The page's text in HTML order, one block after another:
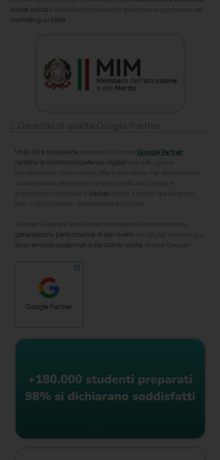
online solida e acquisire competenze specifiche e aggiornate nel
marketing su Meta
Garanzia di qualità Google Partner
UniD Srl è un’azienda riconosciuta come Google Partner
certifica le nostre competenze digitali che tutti i giorni
condividiamo con le nostre offerte formative. Per verificare che
un’azienda sia veramente partner certificato Google è
importante controllare il badge (come il nostro qui accanto):
uno script connesso direttamente a Google.
I Partner superano periodicamente esami di certificazione,
garantiscono performance di alto livello nel digital marketing e
sono sempre aggiornati sulle ultime novità di casa Google.